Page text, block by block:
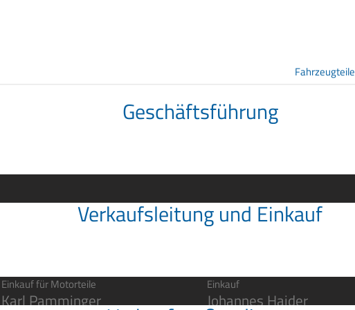
Fahrzeugteile
Geschäftsführung
Verkaufsleitung und Einkauf
Einkauf für Motorteile
Karl Pamminger
Einkauf
Johannes Haider